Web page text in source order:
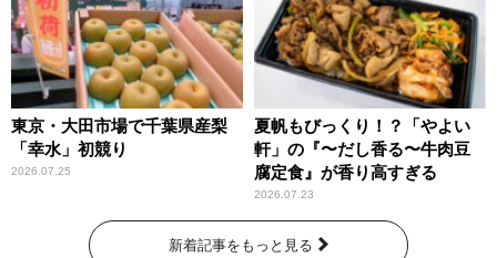
東京・大田市場で千葉県産梨
「幸水」初競り
2026.07.25
夏帆もびっくり！？「やよい
軒」の『〜だし香る〜牛肉豆
腐定食』が香り高すぎる
2026.07.23
新着記事をもっと見る